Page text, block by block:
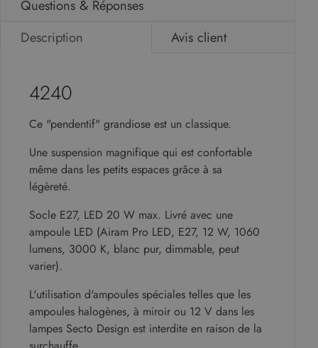
Description Avis client
Questions & Réponses
4240
Ce "pendentif" grandiose est un classique.
Une suspension magnifique qui est confortable
même dans les petits espaces grâce à sa
légèreté.
Socle E27, LED 20 W max. Livré avec une
ampoule LED (Airam Pro LED, E27, 12 W, 1060
lumens, 3000 K, blanc pur, dimmable, peut
varier).
L'utilisation d'ampoules spéciales telles que les
ampoules halogènes, à miroir ou 12 V dans les
lampes Secto Design est interdite en raison de la